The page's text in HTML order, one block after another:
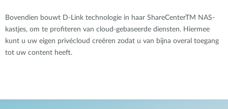
Bovendien bouwt D-Link technologie in haar ShareCenterTM NAS-
kastjes, om te profiteren van cloud-gebaseerde diensten. Hiermee
kunt u uw eigen privécloud creëren zodat u van bijna overal toegang
tot uw content heeft.